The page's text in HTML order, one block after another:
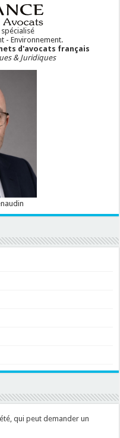
- Environnement.
d'avocats français
& Juridiques
qui peut demander un